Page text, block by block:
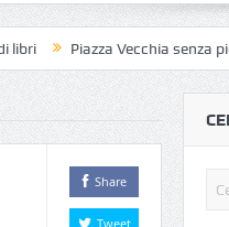
Piazza Vecchia senza piccioni: il
Share
Tweet